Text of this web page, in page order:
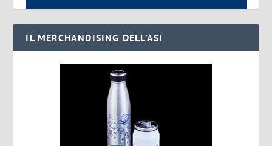
IL MERCHANDISING DELL’ASI